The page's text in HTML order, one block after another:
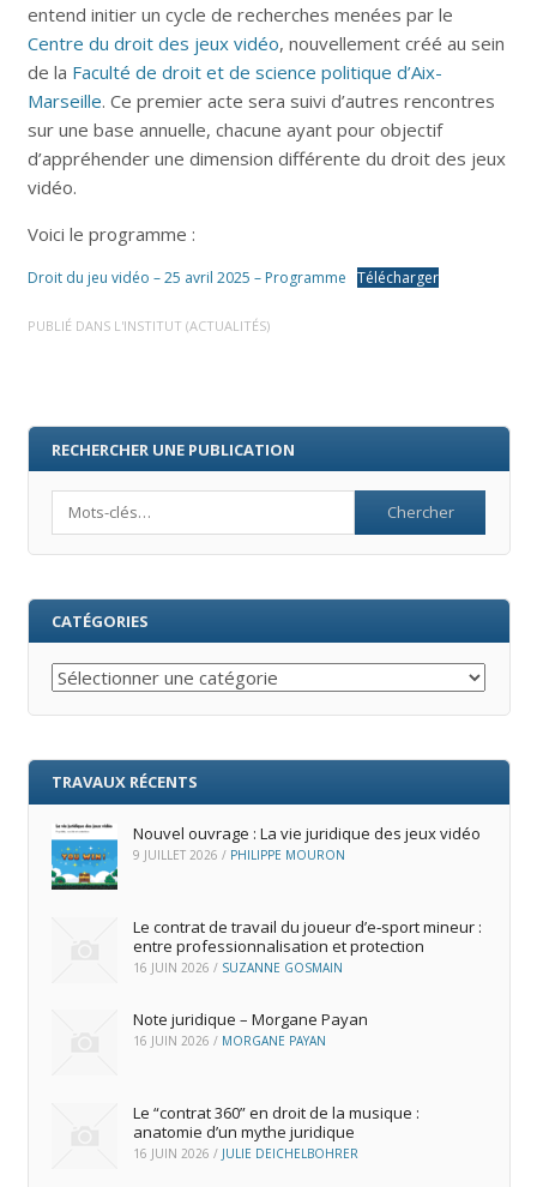
entend initier un cycle de recherches menées par le
Centre du droit des jeux vidéo, nouvellement créé au sein
de la Faculté de droit et de science politique d’Aix-
Marseille. Ce premier acte sera suivi d’autres rencontres
sur une base annuelle, chacune ayant pour objectif
d’appréhender une dimension différente du droit des jeux
vidéo.
Voici le programme :
Droit du jeu vidéo – 25 avril 2025 – Programme Télécharger
PUBLIÉ DANS L'INSTITUT (ACTUALITÉS)
RECHERCHER UNE PUBLICATION
CATÉGORIES
Catégories
TRAVAUX RÉCENTS
Nouvel ouvrage : La vie juridique des jeux vidéo
9 JUILLET 2026 / PHILIPPE MOURON
Le contrat de travail du joueur d’e‑sport mineur :
entre professionnalisation et protection
16 JUIN 2026 / SUZANNE GOSMAIN
Note juridique – Morgane Payan
16 JUIN 2026 / MORGANE PAYAN
Le “contrat 360” en droit de la musique :
anatomie d’un mythe juridique
16 JUIN 2026 / JULIE DEICHELBOHRER